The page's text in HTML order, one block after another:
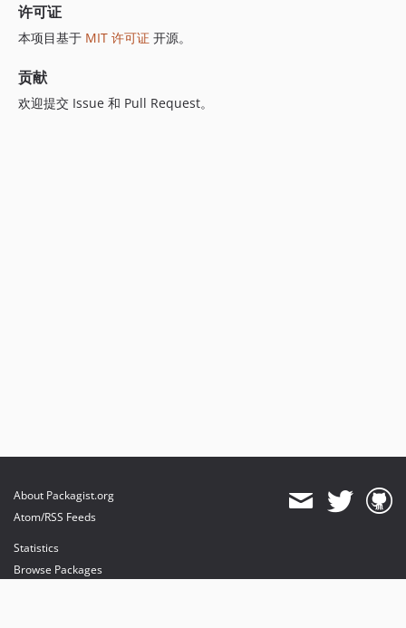
许可证
本项目基于 MIT 许可证 开源。
贡献
欢迎提交 Issue 和 Pull Request。
About Packagist.org
Atom/RSS Feeds
Statistics
Browse Packages